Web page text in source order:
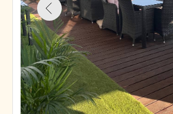
Особенности ресторана:
Дружелюбная атмосфера
всей семьи или компании друзей.
Детское меню, чтобы каждый
гость чувствовал себя комфортно.
Вкусные блюда , приготовленные
быстро, чтобы вы могли
насладиться отдыхом без лишних
ожиданий.